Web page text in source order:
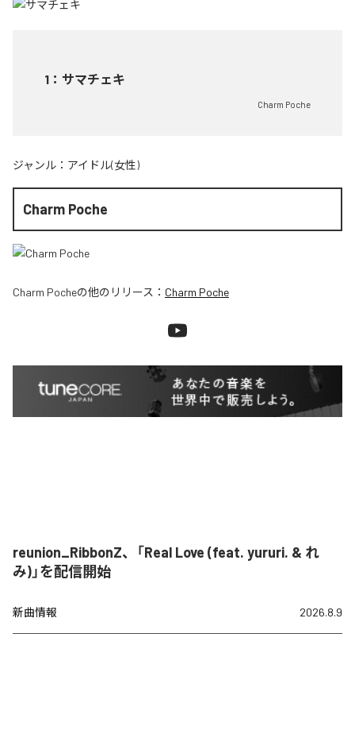
1 ： サマチェキ
Charm Poche
ジャンル： アイドル(女性)
Charm Poche
Charm Pocheの他のリリース： Charm Poche
reunion_RibbonZ、「Real Love (feat. yururi. & れ
み)」を配信開始
新曲情報 2026.8.9